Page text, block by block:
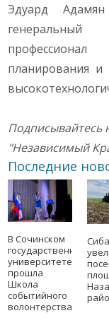
Эдуард
генеральный
планирования
Подписывайтесь
"Независимый
Последние
В Сочинском
государственном
университете
прошла
Школа
событийного
волонтерства